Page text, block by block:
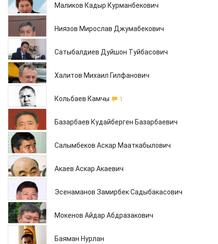
Маликов Кадыр Курманбекович
02.05.2013
Ниязов Мирослав Джумабекович
02.05.2013
Сатыбалдиев Дуйшон Туйбасович
02.05.2013
Халитов Михаил Гилфанович
02.05.2013
Кольбаев Камчы
1
02.05.2013
Базарбаев Кудайберген Базарбаевич
30.04.2013
Салымбеков Аскар Мааткабылович
30.04.2013
Акаев Аскар Акаевич
30.04.2013
Эсенаманов Замирбек Садыбакасович
30.04.2013
Мокенов Айдар Абдразакович
30.04.2013
Баяман Нурлан